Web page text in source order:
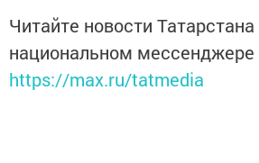
Читайте новости Татарстана
национальном
https://max.ru/tatmedia